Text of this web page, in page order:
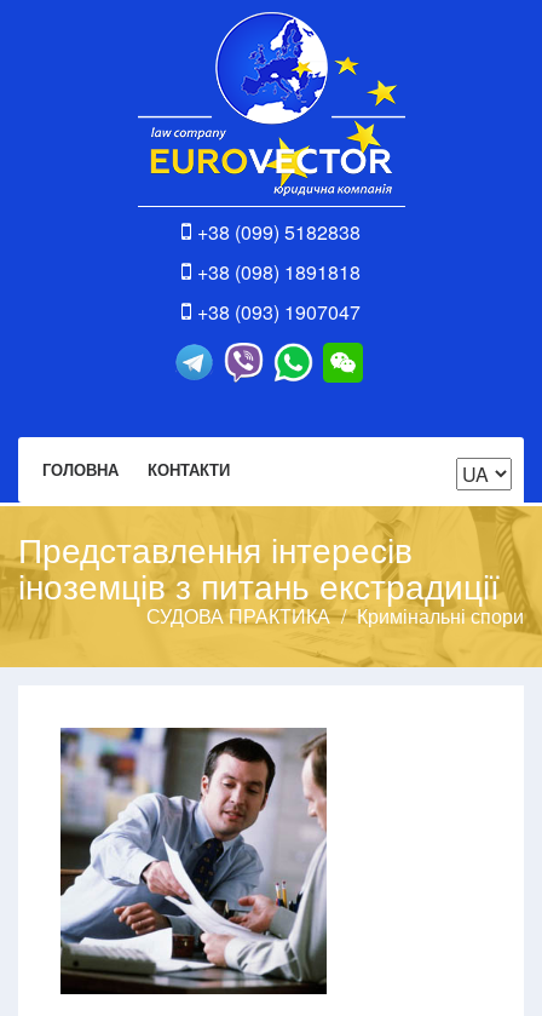
+38 (099) 5182838
+38 (098) 1891818
+38 (093) 1907047
ГОЛОВНА КОНТАКТИ
Представлення інтересів
іноземців з питань екстрадиції
СУДОВА ПРАКТИКА Кримінальні спори